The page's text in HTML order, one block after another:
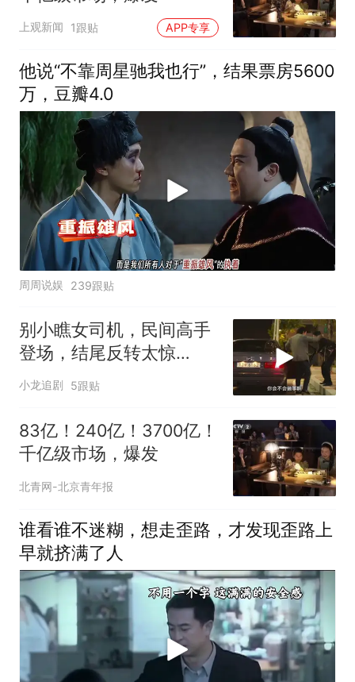
上观新闻 1跟贴 APP专享
他说“不靠周星驰我也行”，结果票房5600
万，豆瓣4.0
周周说娱 239跟贴
别小瞧女司机，民间高手
登场，结尾反转太惊
喜！！
小龙追剧 5跟贴
83亿！240亿！3700亿！
千亿级市场，爆发
北青网-北京青年报
谁看谁不迷糊，想走歪路，才发现歪路上
早就挤满了人